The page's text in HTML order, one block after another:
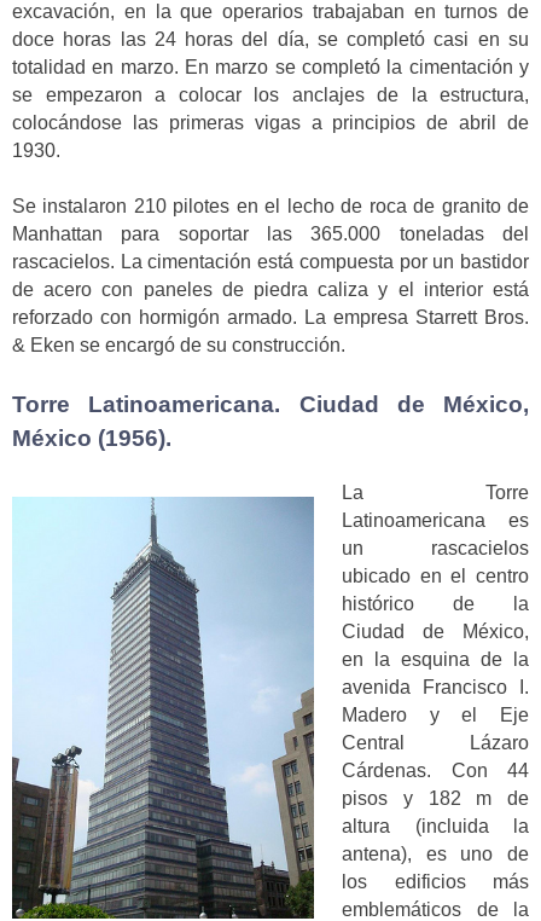
excavación, en la que operarios trabajaban en turnos de
doce horas las 24 horas del día, se completó casi en su
totalidad en marzo. En marzo se completó la cimentación y
se empezaron a colocar los anclajes de la estructura,
colocándose las primeras vigas a principios de abril de
1930.
Se instalaron 210 pilotes en el lecho de roca de granito de
Manhattan para soportar las 365.000 toneladas del
rascacielos. La cimentación está compuesta por un bastidor
de acero con paneles de piedra caliza y el interior está
reforzado con hormigón armado. La empresa Starrett Bros.
& Eken se encargó de su construcción.
Torre Latinoamericana. Ciudad de México,
México (1956).
La Torre
Latinoamericana es
un rascacielos
ubicado en el centro
histórico de la
Ciudad de México,
en la esquina de la
avenida Francisco I.
Madero y el Eje
Central Lázaro
Cárdenas. Con 44
pisos y 182 m de
altura (incluida la
antena), es uno de
los edificios más
emblemáticos de la